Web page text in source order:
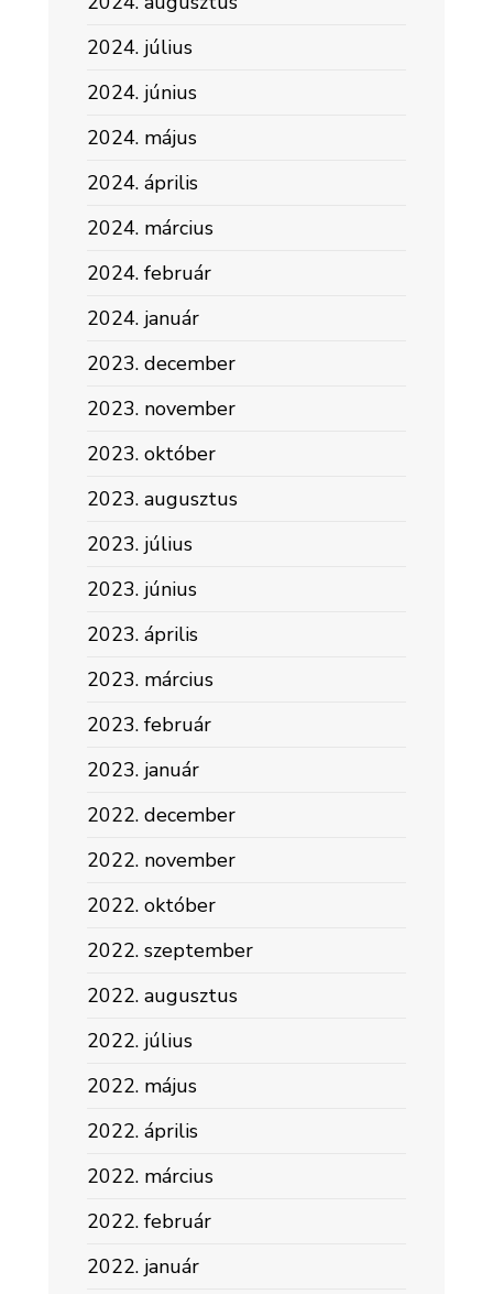
2024. július
2024. június
2024. május
2024. április
2024. március
2024. február
2024. január
2023. december
2023. november
2023. október
2023. augusztus
2023. július
2023. június
2023. április
2023. március
2023. február
2023. január
2022. december
2022. november
2022. október
2022. szeptember
2022. augusztus
2022. július
2022. május
2022. április
2022. március
2022. február
2022. január